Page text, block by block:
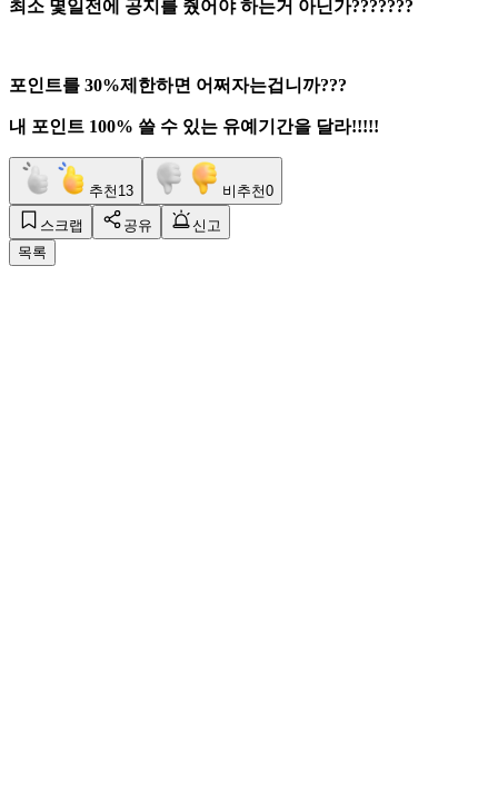
최소 몇일전에 공지를 줬어야 하는거 아닌가???????
포인트를 30%제한하면 어쩌자는겁니까???
내 포인트 100% 쓸 수 있는 유예기간을 달라!!!!!
추천 13 비추천0
스크랩 공유
신고
목록